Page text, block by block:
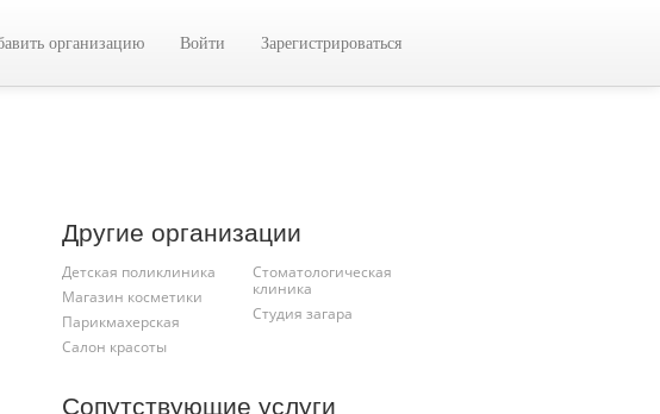
организацию Войти Зарегистрироваться
Другие организации
Детская поликлиника
Магазин косметики
Парикмахерская
Салон красоты
Стоматологическая
клиника
Студия загара
Сопутствующие услуги